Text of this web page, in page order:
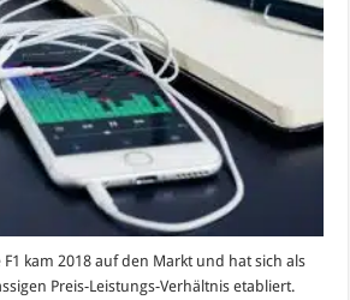
kam 2018 auf den Markt und hat sich als
Preis-Leistungs-Verhältnis etabliert.